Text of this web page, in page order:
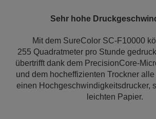
Sehr hohe
Mit dem SureColor SC-F10000
255 Quadratmeter pro Stunde
übertrifft dank dem PrecisionCore-
und dem hocheffizienten Trockner
einen Hochgeschwindigkeitsdrucker,
leichten Papier.